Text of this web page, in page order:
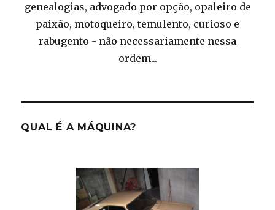
genealogias, advogado por opção, opaleiro de
paixão, motoqueiro, temulento, curioso e
rabugento - não necessariamente nessa
ordem...
QUAL É A MÁQUINA?